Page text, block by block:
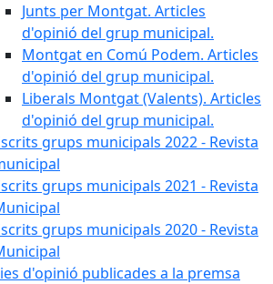
Junts per Montgat. Articles
d'opinió del grup municipal.
Montgat en Comú Podem. Articles
d'opinió del grup municipal.
Liberals Montgat (Valents). Articles
d'opinió del grup municipal.
grups municipals 2022 - Revista
grups municipals 2021 - Revista
grups municipals 2020 - Revista
d'opinió publicades a la premsa